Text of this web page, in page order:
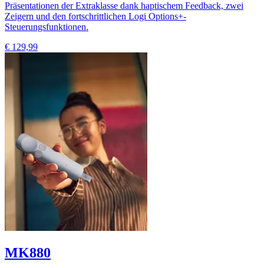
Präsentationen der Extraklasse dank haptischem Feedback, zwei
Zeigern und den fortschrittlichen Logi Options+-
Steuerungsfunktionen.
€ 129,99
MK880